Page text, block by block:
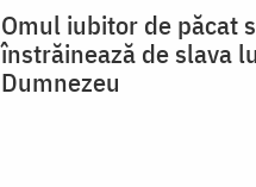
Omul iubitor de păcat
înstrăinează de slava
Dumnezeu